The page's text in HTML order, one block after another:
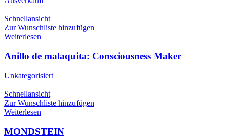
Schnellansicht
Zur Wunschliste hinzufügen
Weiterlesen
Anillo de malaquita: Consciousness Maker
Unkategorisiert
Schnellansicht
Zur Wunschliste hinzufügen
Weiterlesen
MONDSTEIN